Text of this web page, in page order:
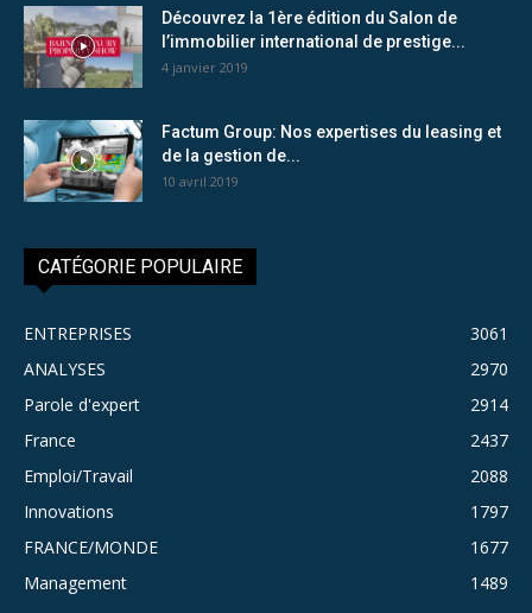
Découvrez la 1ère édition du Salon de
l’immobilier international de prestige...
4 janvier 2019
Factum Group: Nos expertises du leasing et
de la gestion de...
10 avril 2019
CATÉGORIE POPULAIRE
ENTREPRISES
3061
ANALYSES
2970
Parole d'expert
2914
France
2437
Emploi/Travail
2088
Innovations
1797
FRANCE/MONDE
1677
Management
1489